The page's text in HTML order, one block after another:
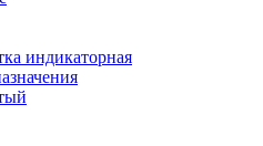
индикаторная